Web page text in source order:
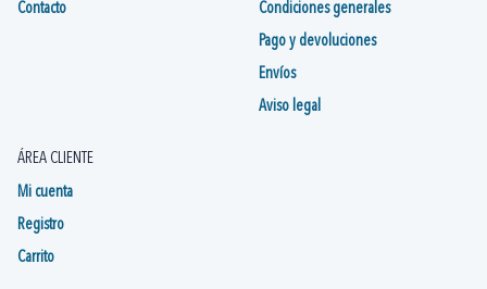
Contacto
Condiciones generales
Pago y devoluciones
Envíos
Aviso legal
ÁREA CLIENTE
Mi cuenta
Registro
Carrito